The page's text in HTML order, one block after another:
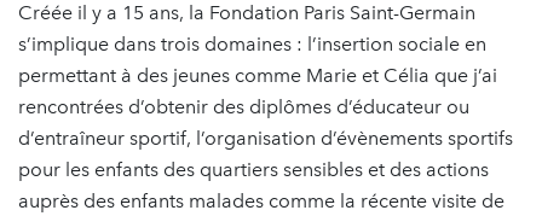
Créée il y a 15 ans, la Fondation Paris Saint-Germain
s’implique dans trois domaines : l’insertion sociale en
permettant à des jeunes comme Marie et Célia que j’ai
rencontrées d’obtenir des diplômes d’éducateur ou
d’entraîneur sportif, l’organisation d’évènements sportifs
pour les enfants des quartiers sensibles et des actions
auprès des enfants malades comme la récente visite de